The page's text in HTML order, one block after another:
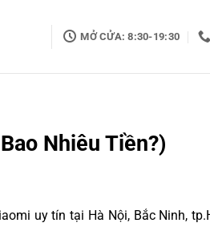
MỞ CỬA: 8:30-19:30
Nhiêu Tiền?)
uy tín tại Hà Nội, Bắc Ninh,